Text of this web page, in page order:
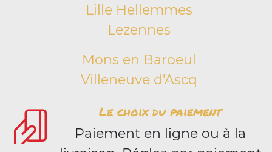
Lille Hellemmes
Lezennes
Mons en Baroeul
Villeneuve d'Ascq
Le choix du paiement
Paiement en ligne ou à la